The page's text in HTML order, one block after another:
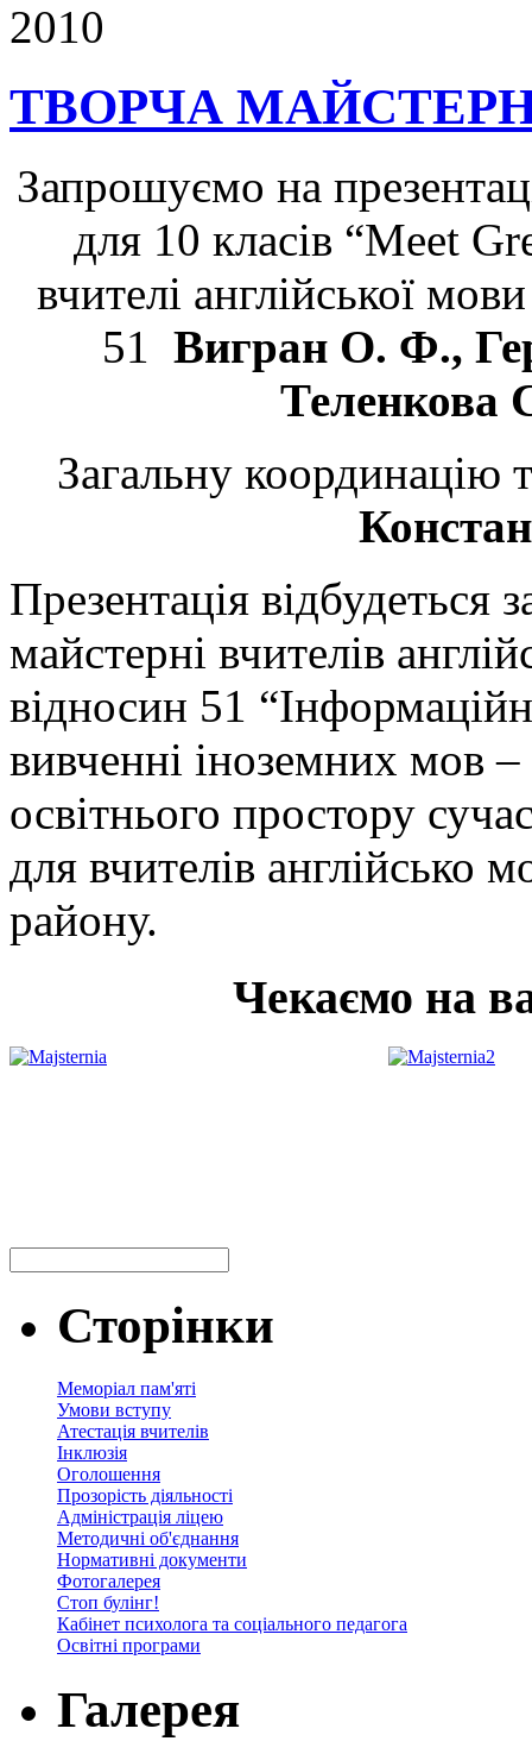
2010
ТВОРЧА
Запрошуємо на
для 10 класів “Meet
вчителі англійської
51 Вигран О. Ф.,
Теленкова
Загальну координацію
Презентація відбудеться
майстерні вчителів
відносин 51
вивченні іноземних мов
освітнього простору
для вчителів англійсько
району.
Чекаємо на
Сторінки
Меморіал пам'яті
Умови вступу
Атестація вчителів
Інклюзія
Оголошення
Прозорість діяльності
Адміністрація ліцею
Методичні об'єднання
Нормативні документи
Фотогалерея
Стоп булінг!
Кабінет психолога та соціального педагога
Освітні програми
Галерея